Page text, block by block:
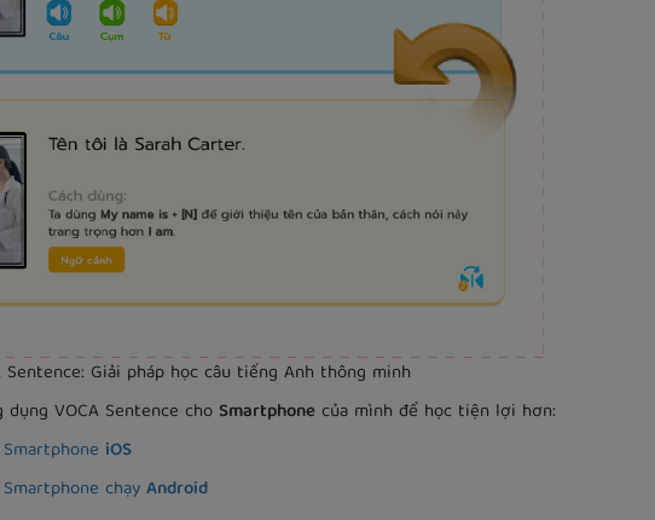
Sentence: Giải pháp học câu tiếng Anh thông minh
VOCA Sentence cho Smartphonecủa mình để học tiện lợi hơn:
iOS
chạyAndroid